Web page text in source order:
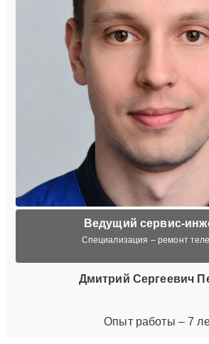
Ведущий сервис-
Специализация – ремонт
Дмитрий Сергеевич
Опыт работы – 7